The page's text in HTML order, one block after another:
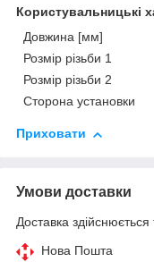
Користувальницькі
Довжина [мм]
Розмір різьби 1
Розмір різьби 2
Сторона установки
Приховати
Умови доставки
Доставка здійснюється
Нова Пошта